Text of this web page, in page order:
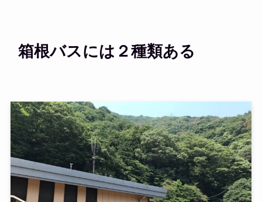
箱根バスには２種類ある